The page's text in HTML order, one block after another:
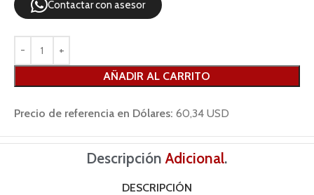
Contactar con asesor
AÑADIR AL CARRITO
Precio de referencia en Dólares: 60,34 USD
DescripciónAdicional.
DESCRIPCIÓN